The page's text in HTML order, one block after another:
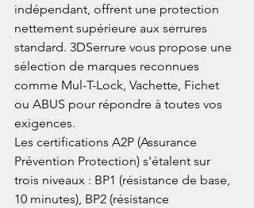
indépendant, offrent une protection
nettement supérieure aux serrures
standard. 3DSerrure vous propose une
sélection de marques reconnues
comme Mul-T-Lock, Vachette, Fichet
ou ABUS pour répondre à toutes vos
exigences.
Les certifications A2P (Assurance
Prévention Protection) s'étalent sur
trois niveaux : BP1 (résistance de base,
10 minutes), BP2 (résistance